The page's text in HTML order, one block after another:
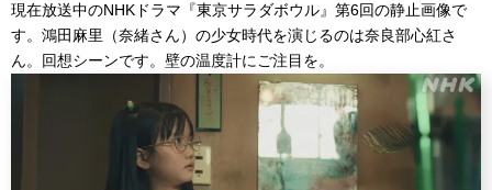
現在放送中のNHKドラマ『東京サラダボウル』第6回の静止画像で
す。鴻田麻里（奈緒さん）の少女時代を演じるのは奈良部心紅さ
ん。回想シーンです。壁の温度計にご注目を。